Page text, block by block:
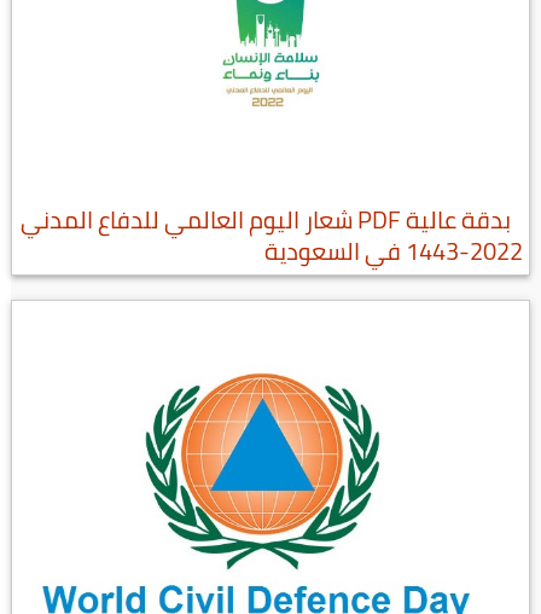
بدقة عالية PDF شعار اليوم العالمي للدفاع المدني
2022-1443 في السعودية